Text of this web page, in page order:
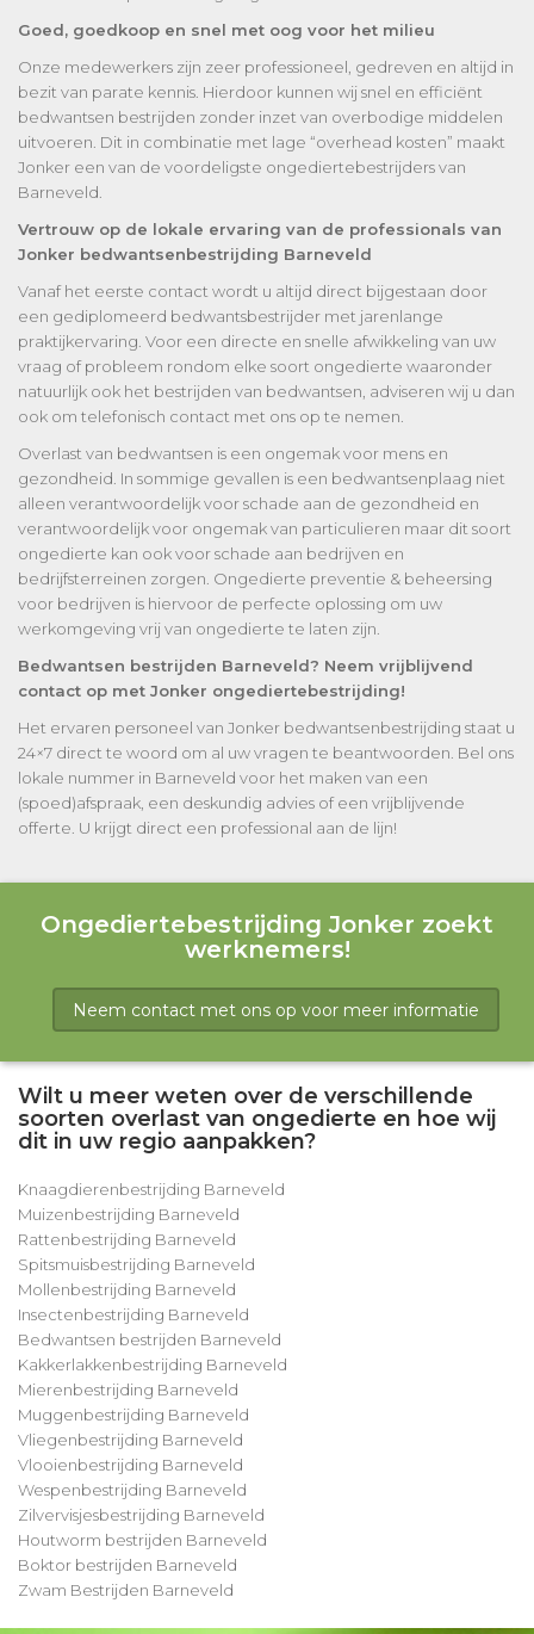
Goed, goedkoop en snel met oog voor het milieu
Onze medewerkers zijn zeer professioneel, gedreven en altijd in
bezit van parate kennis. Hierdoor kunnen wij snel en efficiënt
bedwantsen bestrijden zonder inzet van overbodige middelen
uitvoeren. Dit in combinatie met lage “overhead kosten” maakt
Jonker een van de voordeligste ongediertebestrijders van
Barneveld.
Vertrouw op de lokale ervaring van de professionals van
Jonker bedwantsenbestrijding Barneveld
Vanaf het eerste contact wordt u altijd direct bijgestaan door
een gediplomeerd bedwantsbestrijder met jarenlange
praktijkervaring. Voor een directe en snelle afwikkeling van uw
vraag of probleem rondom elke soort ongedierte waaronder
natuurlijk ook het bestrijden van bedwantsen, adviseren wij u dan
ook om telefonisch contact met ons op te nemen.
Overlast van bedwantsen is een ongemak voor mens en
gezondheid. In sommige gevallen is een bedwantsenplaag niet
alleen verantwoordelijk voor schade aan de gezondheid en
verantwoordelijk voor ongemak van particulieren maar dit soort
ongedierte kan ook voor schade aan bedrijven en
bedrijfsterreinen zorgen. Ongedierte preventie & beheersing
voor bedrijven is hiervoor de perfecte oplossing om uw
werkomgeving vrij van ongedierte te laten zijn.
Bedwantsen bestrijden Barneveld? Neem vrijblijvend
contact op met Jonker ongediertebestrijding!
Het ervaren personeel van Jonker bedwantsenbestrijding staat u
24×7 direct te woord om al uw vragen te beantwoorden. Bel ons
lokale nummer in Barneveld voor het maken van een
(spoed)afspraak, een deskundig advies of een vrijblijvende
offerte. U krijgt direct een professional aan de lijn!
Ongediertebestrijding Jonker zoekt
werknemers!
Neem contact met ons op voor meer informatie
Wilt u meer weten over de verschillende
soorten overlast van ongedierte en hoe wij
dit in uw regio aanpakken?
Knaagdierenbestrijding Barneveld
Muizenbestrijding Barneveld
Rattenbestrijding Barneveld
Spitsmuisbestrijding Barneveld
Mollenbestrijding Barneveld
Insectenbestrijding Barneveld
Bedwantsen bestrijden Barneveld
Kakkerlakkenbestrijding Barneveld
Mierenbestrijding Barneveld
Muggenbestrijding Barneveld
Vliegenbestrijding Barneveld
Vlooienbestrijding Barneveld
Wespenbestrijding Barneveld
Zilvervisjesbestrijding Barneveld
Houtworm bestrijden Barneveld
Boktor bestrijden Barneveld
Zwam Bestrijden Barneveld